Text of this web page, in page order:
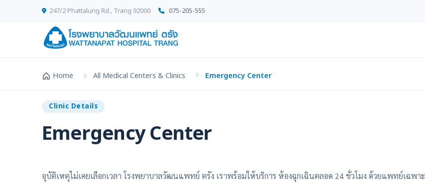
247/2 Phattalung Rd., Trang 92000 075-205-555
Home All Medical Centers & Clinics Emergency Center
Clinic Details
Emergency Center
อุบัติเหตุไม่เคยเลือกเวลา โรงพยาบาลวัฒนแพทย์ ตรัง เราพร้อมให้บริการ ห้องฉุกเฉินตลอด 24 ชั่วโมง ด้วยแพทย์เฉพาะ